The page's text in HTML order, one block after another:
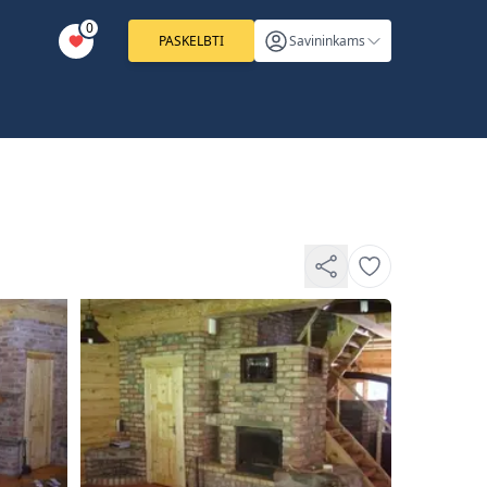
0
PASKELBTI Savininkams